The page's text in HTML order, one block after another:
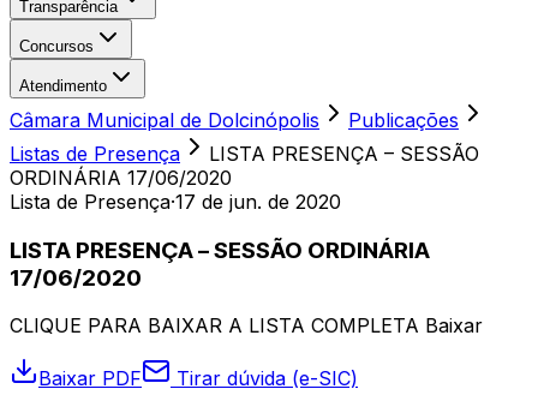
Transparência
Concursos
Atendimento
Câmara Municipal de Dolcinópolis
Publicações
Listas de Presença
LISTA PRESENÇA – SESSÃO
ORDINÁRIA 17/06/2020
Lista de Presença·17 de jun. de 2020
LISTA PRESENÇA – SESSÃO ORDINÁRIA
17/06/2020
CLIQUE PARA BAIXAR A LISTA COMPLETA Baixar
Baixar PDF Tirar dúvida (e-SIC)